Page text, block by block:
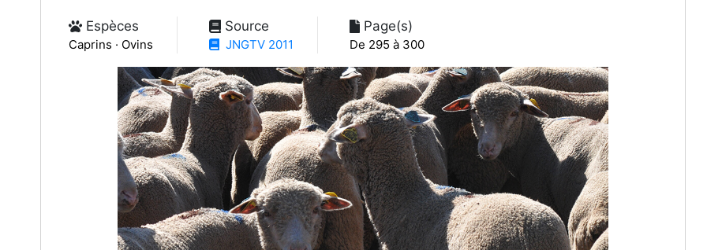
Espèces
Caprins · Ovins
Source
JNGTV 2011
Page(s)
De 295 à 300